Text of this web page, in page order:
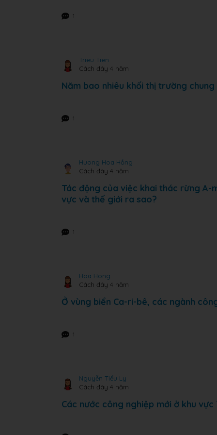
1
Trieu Tien
Cách đây 4 năm
Năm bao nhiêu khối thị trường
1
Huong Hoa Hồng
Cách đây 4 năm
Tác động của việc khai thác rừng
vực và thế giới ra sao?
1
Hoa Hong
Cách đây 4 năm
Ở vùng biển Ca-ri-bê, các ngành
1
Nguyễn Tiểu Ly
Cách đây 4 năm
Các nước công nghiệp mới ở khu